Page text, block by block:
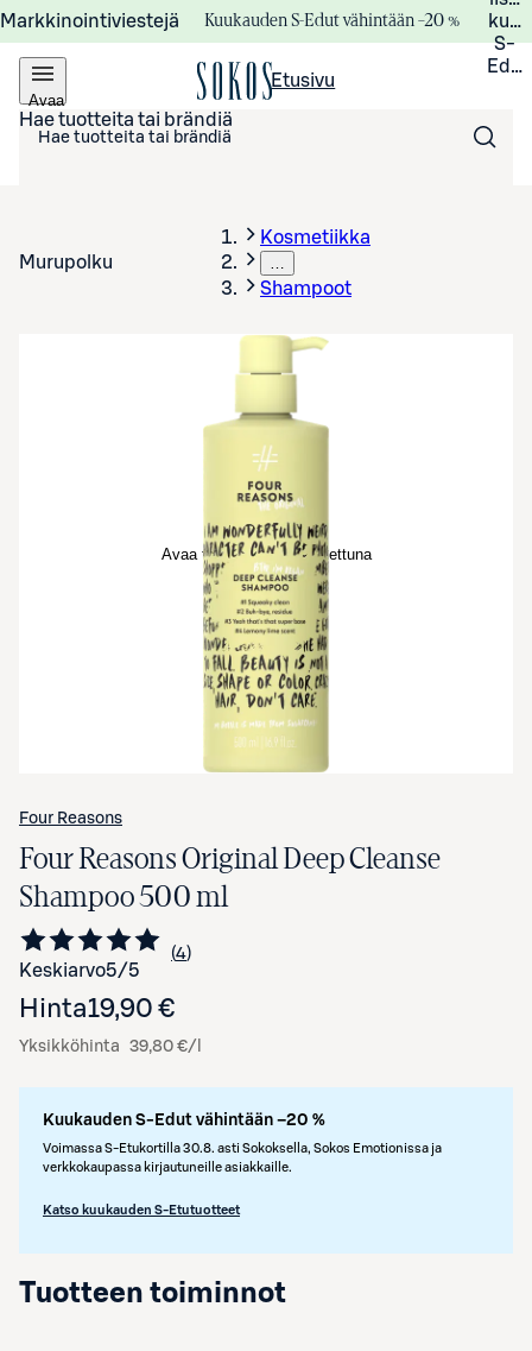
Markkinointiviestejä Kuukauden S-Edut vähintään –20 %
S-
Avaa
valikko
Etusivu
Hae tuotteita tai brändiä
Murupolku
Kosmetiikka
…
Shampoot
Avaa tuotekuva suurennettuna
Four Reasons
Four Reasons Original Deep Cleanse
Shampoo 500 ml
Keskiarvo5/5 Siirry arvioihin
4
kappaletta
Hinta19,90 €
Yksikköhinta 39,80 €/l
Kuukauden S-Edut vähintään –20 %
Voimassa S-Etukortilla 30.8. asti Sokoksella, Sokos Emotionissa ja
verkkokaupassa kirjautuneille asiakkaille.
Katso kuukauden S-Etutuotteet
Tuotteen toiminnot